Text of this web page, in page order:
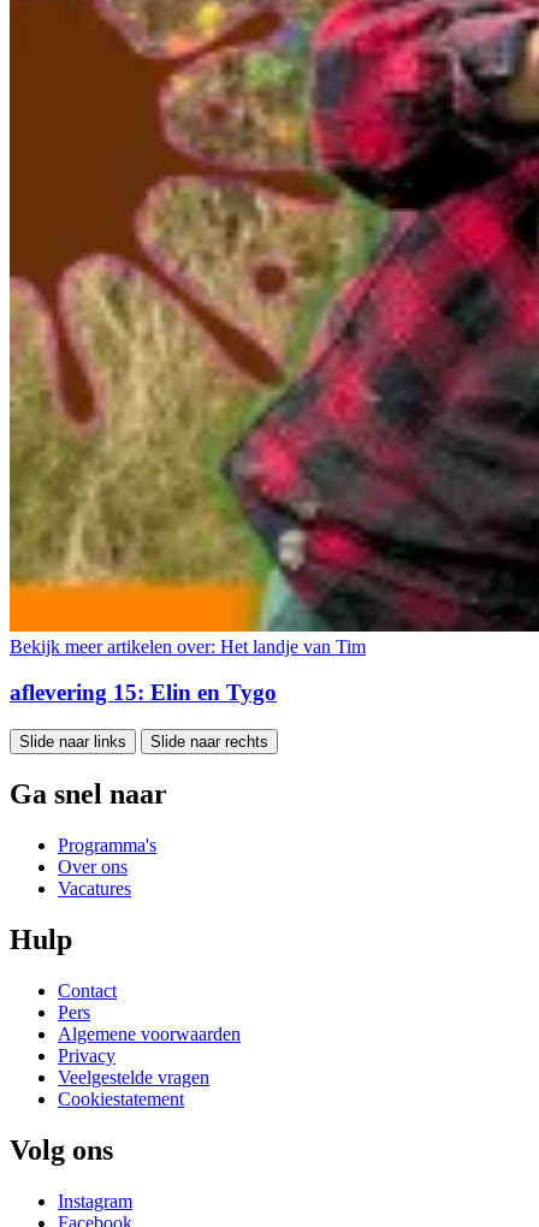
Bekijk meer artikelen over: Het landje van Tim
aflevering 15: Elin en Tygo
Slide naar links Slide naar rechts
Ga snel naar
Programma's
Over ons
Vacatures
Hulp
Contact
Pers
Algemene voorwaarden
Privacy
Veelgestelde vragen
Cookiestatement
Volg ons
Instagram
Facebook